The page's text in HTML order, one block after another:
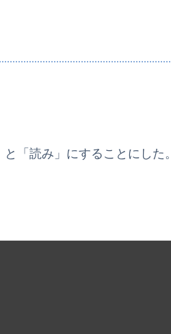
「読み」にすることにした。